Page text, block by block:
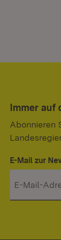
Immer auf
Abonnieren
E-Mail zur